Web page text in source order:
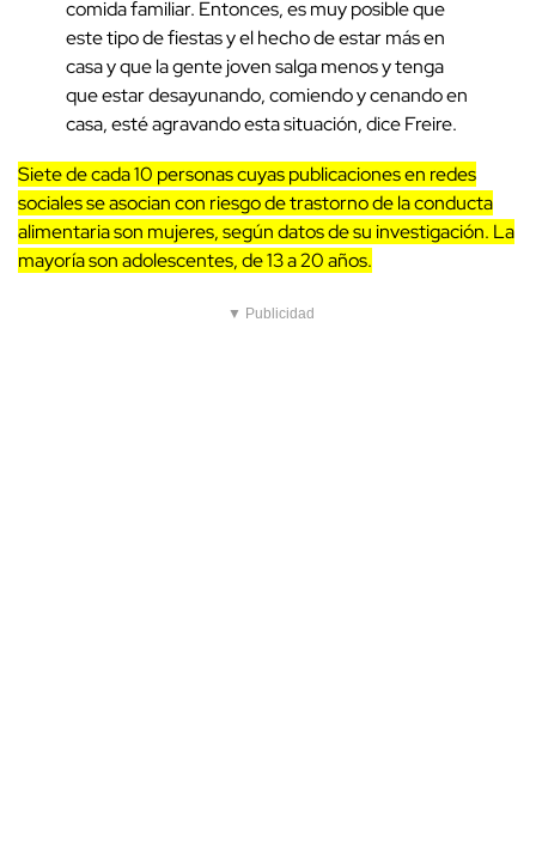
comida familiar. Entonces, es muy posible que
este tipo de fiestas y el hecho de estar más en
casa y que la gente joven salga menos y tenga
que estar desayunando, comiendo y cenando en
casa, esté agravando esta situación, dice Freire.
Siete de cada 10 personas cuyas publicaciones en redes
sociales se asocian con riesgo de trastorno de la conducta
alimentaria son mujeres, según datos de su investigación. La
mayoría son adolescentes, de 13 a 20 años.
▼ Publicidad